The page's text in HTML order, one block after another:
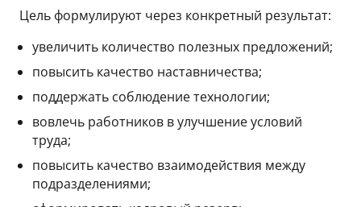
Цель формулируют через конкретный результат:
увеличить количество полезных предложений;
повысить качество наставничества;
поддержать соблюдение технологии;
вовлечь работников в улучшение условий
труда;
повысить качество взаимодействия между
подразделениями;